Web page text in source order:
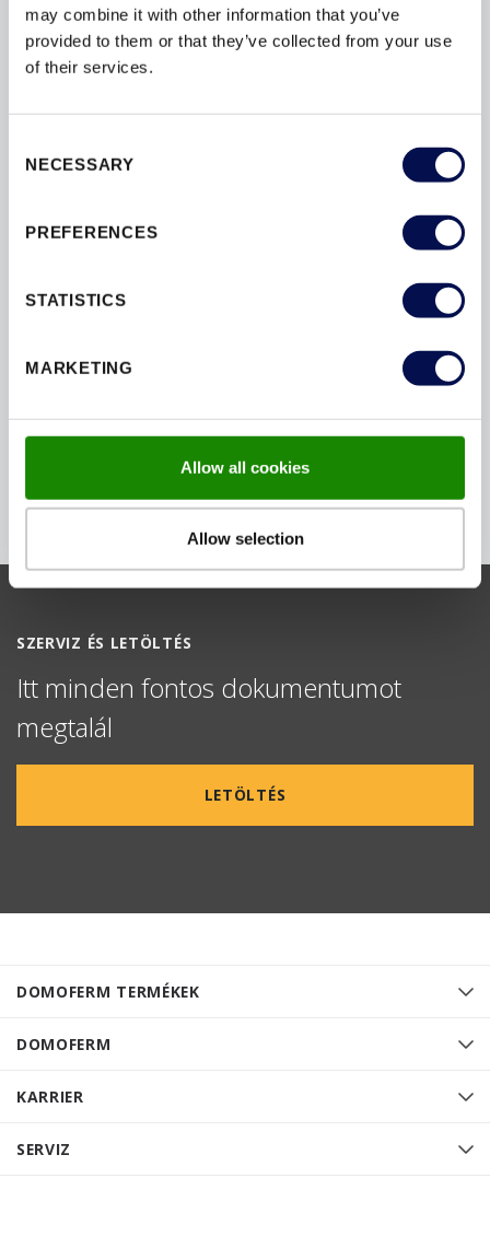
may combine it with other information that you’ve
provided to them or that they’ve collected from your use
of their services.
Selection
NECESSARY
PREFERENCES
STATISTICS
MARKETING
Allow all cookies
Allow selection
DOMOFERM TERMÉKEK
DOMOFERM
KARRIER
SERVIZ
SZERVIZ ÉS LETÖLTÉS
Itt minden fontos dokumentumot
megtalál
LETÖLTÉS